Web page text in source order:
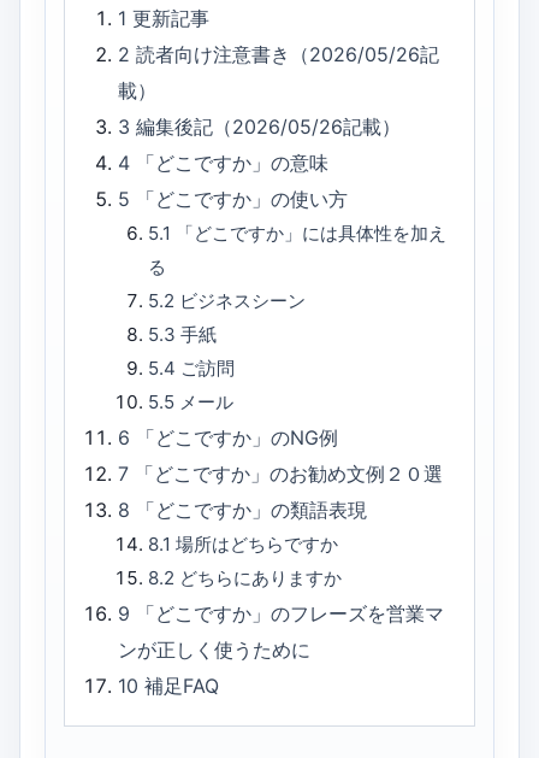
1更新記事
2読者向け注意書き（2026/05/26記
載）
3編集後記（2026/05/26記載）
4
「どこですか」の意味
5
「どこですか」の使い方
5.1
「どこですか」には具体性を加え
る
5.2 ビジネスシーン
5.3 手紙
5.4 ご訪問
5.5 メール
6
「どこですか」のNG例
7
「どこですか」のお勧め文例２０選
8
「どこですか」の類語表現
8.1 場所はどちらですか
8.2 どちらにありますか
9
「どこですか」のフレーズを営業マ
ンが正しく使うために
10補足FAQ